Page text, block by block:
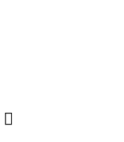
